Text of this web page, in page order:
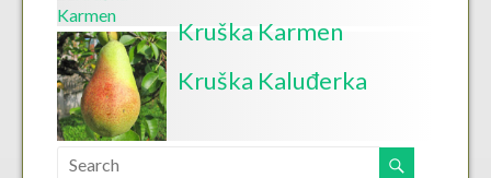
Kruška Karmen
Kruška Kaluđerka